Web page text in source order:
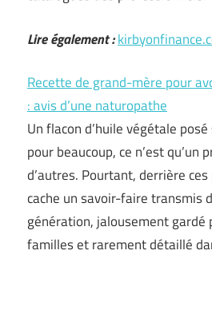
Lire également :
Recette de grand-mère pour
: avis d’une naturopathe
Un flacon d’huile végétale
pour beaucoup, ce n’est qu’un
d’autres. Pourtant, derrière
cache un savoir-faire transmis
génération, jalousement gardé
familles et rarement détaillé